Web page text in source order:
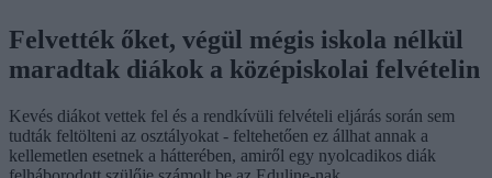
Felvették őket, végül mégis iskola nélkül
maradtak diákok a középiskolai felvételin
Kevés diákot vettek fel és a rendkívüli felvételi eljárás során sem
tudták feltölteni az osztályokat - feltehetően ez állhat annak a
kellemetlen esetnek a hátterében, amiről egy nyolcadikos diák